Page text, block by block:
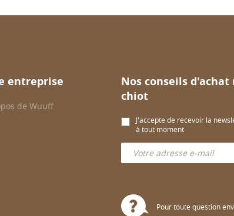
entreprise
de Wuuff
Nos conseils
chiot
J'accepte de recevoir la
à tout moment
Pour toute question